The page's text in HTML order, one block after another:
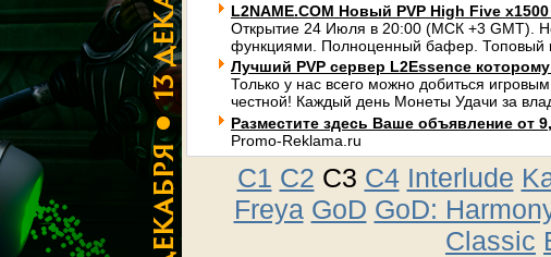
L2NAME.COM Новый PVP High Five
Открытие 24 Июля в 20:00 (МСК +3 GMT).
функциями. Полноценный бафер. Топовый
Лучший PVP сервер L2Essence
Только у нас всего можно добиться
честной! Каждый день Монеты Удачи за
Разместите здесь Ваше объявление от
Promo-Reklama.ru
C1 C2 C3 C4 Interlude
Freya GoD GoD:
Classic